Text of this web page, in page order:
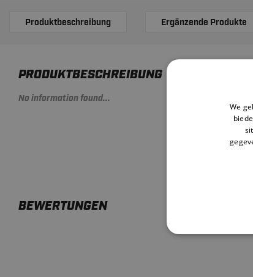
Produktbeschreibung Ergänzende Produkte
PRODUKTBESCHREIBUNG
No information found...
BEWERTUNGEN
We